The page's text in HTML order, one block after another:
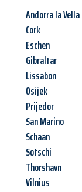
Andorra la Vella
Cork
Eschen
Gibraltar
Lissabon
Osijek
Prijedor
San Marino
Schaan
Sotschi
Thorshavn
Vilnius